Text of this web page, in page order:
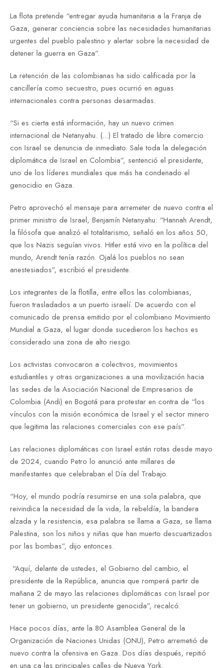
La flota pretende “entregar ayuda humanitaria a la Franja de
Gaza, generar conciencia sobre las necesidades humanitarias
urgentes del pueblo palestino y alertar sobre la necesidad de
detener la guerra en Gaza”.
La retención de las colombianas ha sido calificada por la
cancillería como secuestro, pues ocurrió en aguas
internacionales contra personas desarmadas.
“Si es cierta está información, hay un nuevo crimen
internacional de Netanyahu. (...) El tratado de libre comercio
con Israel se denuncia de inmediato. Sale toda la delegación
diplomática de Israel en Colombia”, sentenció el presidente,
uno de los líderes mundiales que más ha condenado el
genocidio en Gaza.
Petro aprovechó el mensaje para arremeter de nuevo contra el
primer ministro de Israel, Benjamín Netanyahu: “Hannah Arendt,
la filósofa que analizó el totalitarismo, señaló en los años 50,
que los Nazis seguían vivos. Hitler está vivo en la política del
mundo, Arendt tenía razón. Ojalá los pueblos no sean
anestesiados”, escribió el presidente.
Los integrantes de la flotilla, entre ellos las colombianas,
fueron trasladados a un puerto israelí. De acuerdo con el
comunicado de prensa emitido por el colombiano Movimiento
Mundial a Gaza, el lugar donde sucedieron los hechos es
considerado una zona de alto riesgo.
Los activistas convocaron a colectivos, movimientos
estudiantiles y otras organizaciones a una movilización hacia
las sedes de la Asociación Nacional de Empresarios de
Colombia (Andi) en Bogotá para protestar en contra de “los
vínculos con la misión económica de Israel y el sector minero
que legitima las relaciones comerciales con ese país”.
Las relaciones diplomáticas con Israel están rotas desde mayo
de 2024, cuando Petro lo anunció ante millares de
manifestantes que celebraban el Día del Trabajo.
“Hoy, el mundo podría resumirse en una sola palabra, que
reivindica la necesidad de la vida, la rebeldía, la bandera
alzada y la resistencia, esa palabra se llama a Gaza, se llama
Palestina, son los niños y niñas que han muerto descuartizados
por las bombas”, dijo entonces.
“Aquí, delante de ustedes, el Gobierno del cambio, el
presidente de la República, anuncia que romperá partir de
mañana 2 de mayo las relaciones diplomáticas con Israel por
tener un gobierno, un presidente genocida”, recalcó.
Hace pocos días, ante la 80 Asamblea General de la
Organización de Naciones Unidas (ONU), Petro arremetió de
nuevo contra la ofensiva en Gaza. Dos días después, repitió
en una ca las principales calles de Nueva York.